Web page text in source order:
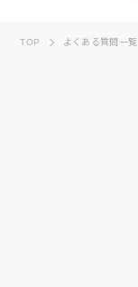
TOP よくある質問一覧